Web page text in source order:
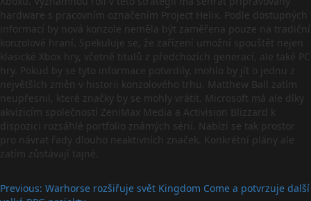
hardware s pracovním označením Project Helix. Podle dostupných
informací by nová konzole neměla být zaměřena pouze na tradiční
konzolové hraní. Spekuluje se, že zařízení umožní spouštět nejen
klasické Xbox hry, včetně titulů z předchozích generací, ale také PC
hry. Pokud by se tyto informace potvrdily, mohlo by jít o jednu z
největších změn v historii konzolového trhu. Matthew Ball zatím
neupřesnil, které značky by se mohly vrátit. Microsoft má ale díky
akvizicím společností ZeniMax Media a Activision Blizzard k
dispozici rozsáhlé portfolio známých sérií. Nabízí se tak prostor
pro návrat řady dlouho neaktivních značek. Konkrétní plány ale
zatím zůstávají tajné.
Post
Previous: Warhorse rozšiřuje svět Kingdom Come a potvrzuje další